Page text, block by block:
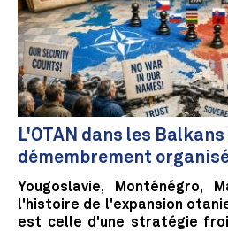
L'OTAN dans les
démembrement
Yougoslavie, Monténégro,
l'histoire de l'expansion
est celle d'une stratégie